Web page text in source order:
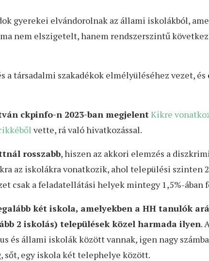
gyerekei elvándorolnak az állami iskolákból,
nem elszigetelt, hanem rendszerszintű
társadalmi szakadékok elmélyüléséhez vezet, és
ckpinfo-n 2023-ban megjelentKikre
vette, rá való hivatkozással.
rosszabb, hiszen az akkori elemzés a
az iskolákra vonatkozik, ahol települési szinten
csak a feladatellátási helyek mintegy 1,5%-ában
két iskola, amelyekben a HH tanulók
2 iskolás) települések közel harmada ilyen.
és állami iskolák között vannak, igen nagy
sőt, egy iskola két telephelye között.